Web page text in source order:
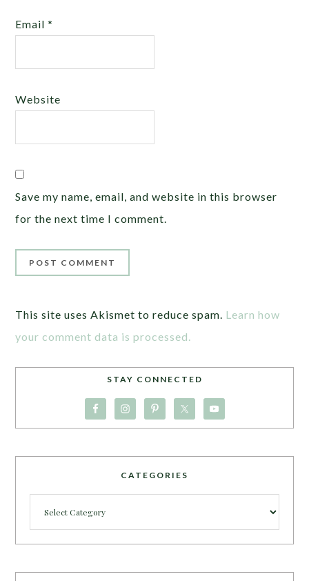
Email*
Website
Save my name, email, and website in this browser
for the next time I comment.
This site uses Akismet to reduce spam. Learn how
your comment data is processed.
STAY CONNECTED
CATEGORIES